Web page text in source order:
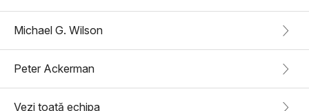
Michael G. Wilson
Peter Ackerman
Vezi toată echipa